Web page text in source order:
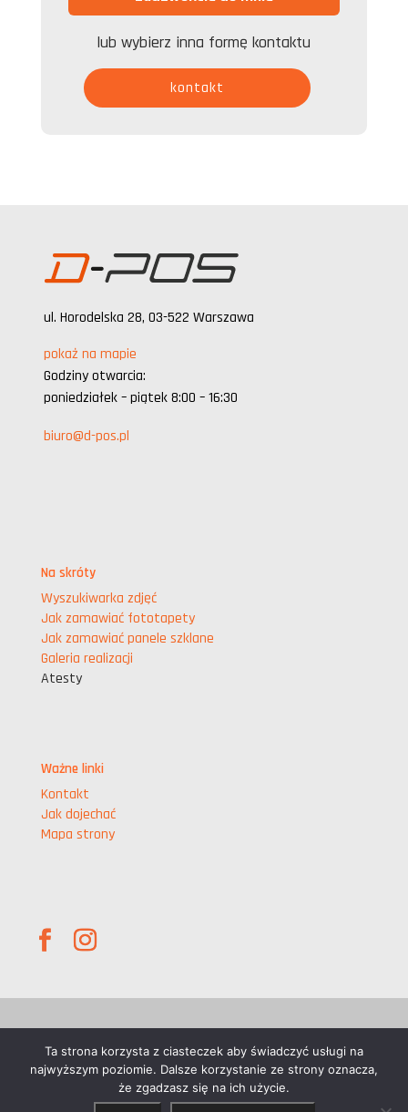
lub wybierz inna formę kontaktu
kontakt
ul. Horodelska 28, 03-522 Warszawa
pokaż na mapie
Godziny otwarcia:
poniedziałek – piątek 8:00 – 16:30
biuro@d-pos.pl
Na skróty
Wyszukiwarka zdjęć
Jak zamawiać fototapety
Jak zamawiać panele szklane
Galeria realizacji
Atesty
Ważne linki
Kontakt
Jak dojechać
Mapa strony
Wszelkie prawa zastrzeżone © d-pos.pl
Ta strona korzysta z ciasteczek aby świadczyć usługi na
najwyższym poziomie. Dalsze korzystanie ze strony oznacza,
że zgadzasz się na ich użycie.